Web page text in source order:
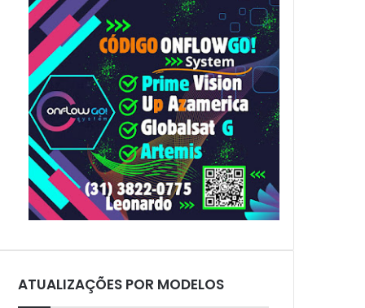
ATUALIZAÇÕES POR MODELOS